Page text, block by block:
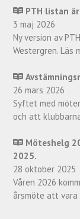
PTH listan
3 maj 2026
Ny version av
Westergren. Läs
26 mars 2026
Syftet med
och att
Möteshelg
2025.
28 oktober 2025
Våren 2026
årsmöte att vara